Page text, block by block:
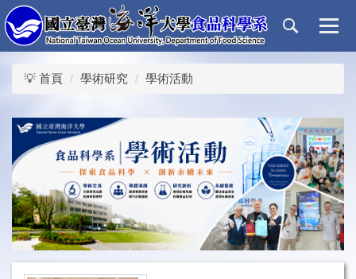
跳
到
主
要
區
💡 首頁 學術研究 學術活動